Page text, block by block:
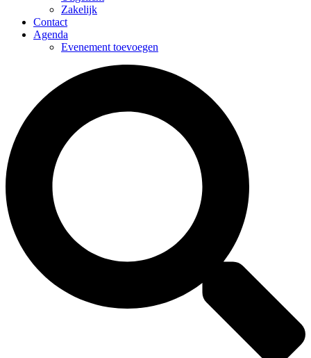
Zakelijk
Contact
Agenda
Evenement toevoegen